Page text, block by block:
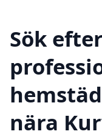
Sök
nära